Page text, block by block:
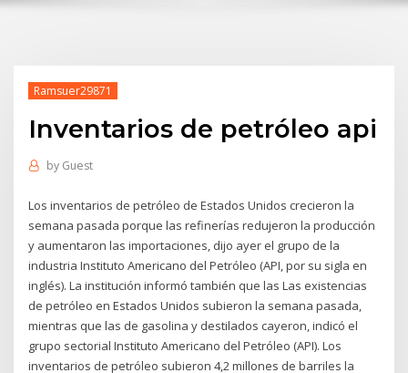
Ramsuer29871
Inventarios de petróleo api
by Guest
Los inventarios de petróleo de Estados Unidos crecieron la
semana pasada porque las refinerías redujeron la producción
y aumentaron las importaciones, dijo ayer el grupo de la
industria Instituto Americano del Petróleo (API, por su sigla en
inglés). La institución informó también que las Las existencias
de petróleo en Estados Unidos subieron la semana pasada,
mientras que las de gasolina y destilados cayeron, indicó el
grupo sectorial Instituto Americano del Petróleo (API). Los
inventarios de petróleo subieron 4,2 millones de barriles la